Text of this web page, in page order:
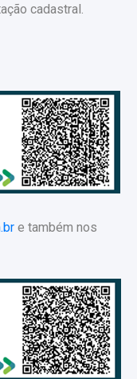
cadastral.
e também nos